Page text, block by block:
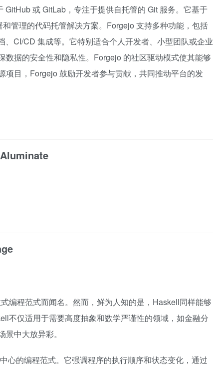
GitHub 或 GitLab，专注于提供自托管的 Git 服务。它基于
管理的代码托管解决方案。Forgejo 支持多种功能，包括
CI/CD 集成等。它特别适合个人开发者、小型团队或企业
据的安全性和隐私性。Forgejo 的社区驱动模式使其能够
目，Forgejo 鼓励开发者参与贡献，共同推动平台的发
编程范式而闻名。然而，鲜为人知的是，Haskell同样能够
不仅适用于需要高度抽象和数学严谨性的领域，如金融分
中大放异彩。
心的编程范式。它强调程序的执行顺序和状态变化，通过